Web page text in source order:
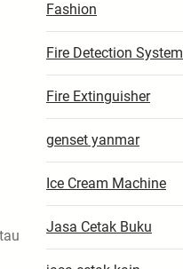
Fashion
Fire Detection System
Fire Extinguisher
genset yanmar
Ice Cream Machine
Jasa Cetak Buku